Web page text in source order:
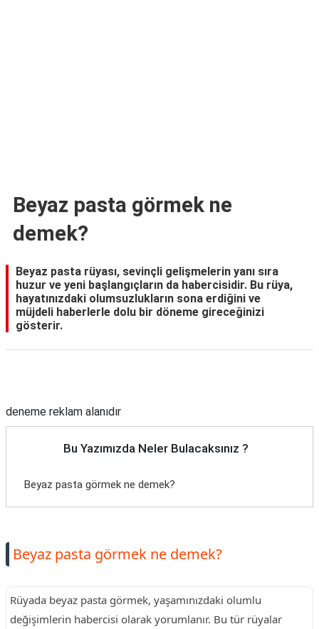
Beyaz pasta görmek ne
demek?
Beyaz pasta rüyası, sevinçli gelişmelerin yanı sıra
huzur ve yeni başlangıçların da habercisidir. Bu rüya,
hayatınızdaki olumsuzlukların sona erdiğini ve
müjdeli haberlerle dolu bir döneme gireceğinizi
gösterir.
deneme reklam alanıdır
Bu Yazımızda Neler Bulacaksınız ?
Beyaz pasta görmek ne demek?
Beyaz pasta görmek ne demek?
Rüyada beyaz pasta görmek, yaşamınızdaki olumlu
değişimlerin habercisi olarak yorumlanır. Bu tür rüyalar